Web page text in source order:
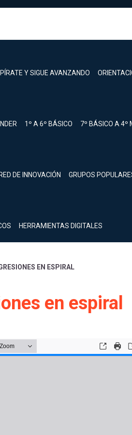
Y SIGUE AVANZANDO
1º A 6º BÁSICO 7º BÁSICO A 4º
DE INNOVACIÓN GRUPOS
HERRAMIENTAS DIGITALES
EN ESPIRAL
en espiral
Inicia